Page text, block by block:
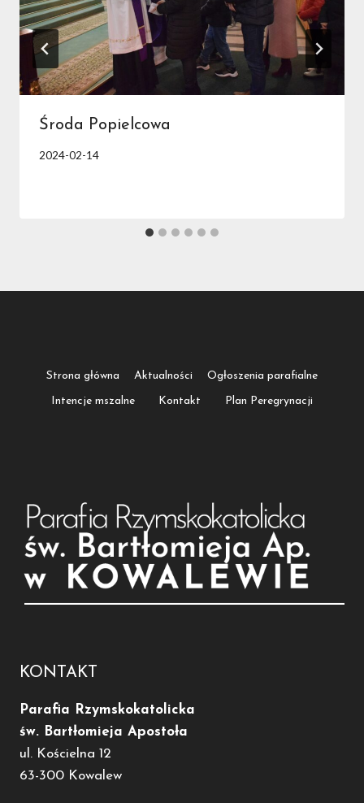
Środa Popielcowa
2024-02-14
Strona główna Aktualności Ogłoszenia parafialne
Intencje mszalne Kontakt Plan Peregrynacji
KONTAKT
Parafia Rzymskokatolicka
św. Bartłomieja Apostoła
ul. Kościelna 12
63-300 Kowalew